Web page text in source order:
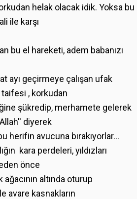
helak olacak idik. Yoksa bu
ile karşı
bu el hareketi, adem babanızı
ayı geçirmeye çalışan ufak
, korkudan
şükredip, merhamete gelerek
diyerek
herifin avucuna bırakıyorlar…
kara perdeleri, yıldızları
önce
altında oturup
avare kasnakların